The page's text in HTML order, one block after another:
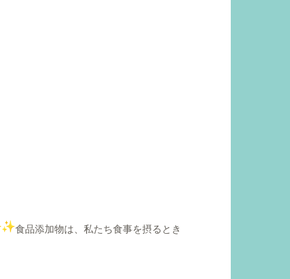
食品添加物は、私たち食事を摂るとき